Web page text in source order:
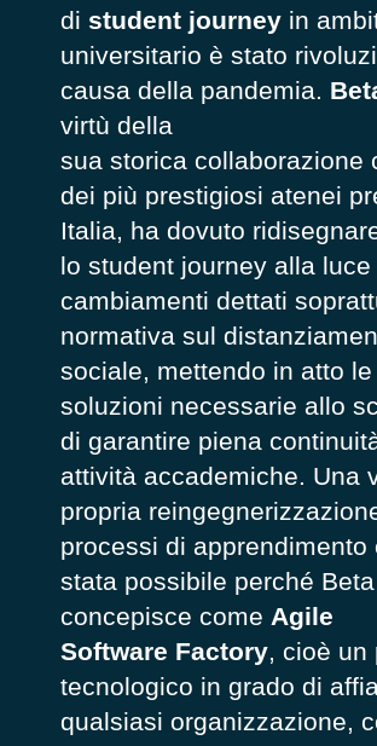
di student journeyin
universitario è stato
causa della pandemia.
virtù della
sua storica collaborazione
dei più prestigiosi atenei
Italia, ha dovuto
lo student journey alla luce
cambiamenti dettati
normativa sul
sociale, mettendo in atto le
soluzioni necessarie allo
di garantire piena
attività accademiche. Una
propria
processi di apprendimento
stata possibile perché
concepisce come Agile
Software Factory, cioè un
tecnologico in grado di
qualsiasi organizzazione,